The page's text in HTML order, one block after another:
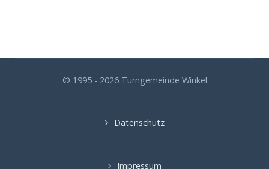
© 1995 - 2026 Turngemeinde Winkel
Datenschutz
Impressum